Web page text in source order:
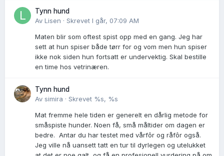
Tynn hund
Av Lisen · Skrevet I går, 07:09 AM
Maten blir som oftest spist opp med en gang. Jeg har
sett at hun spiser både tørr for og vom men hun spiser
ikke nok siden hun fortsatt er undervektig. Skal bestille
en time hos vetrinæren.
Tynn hund
Av simira · Skrevet %s, %s
Mat fremme hele tiden er generelt en dårlig metode for
småspiste hunder. Noen få, små måltider om dagen er
bedre. Antar du har testet med vårfôr og råfôr også.
Jeg ville nå uansett tatt en tur til dyrlegen og utelukket